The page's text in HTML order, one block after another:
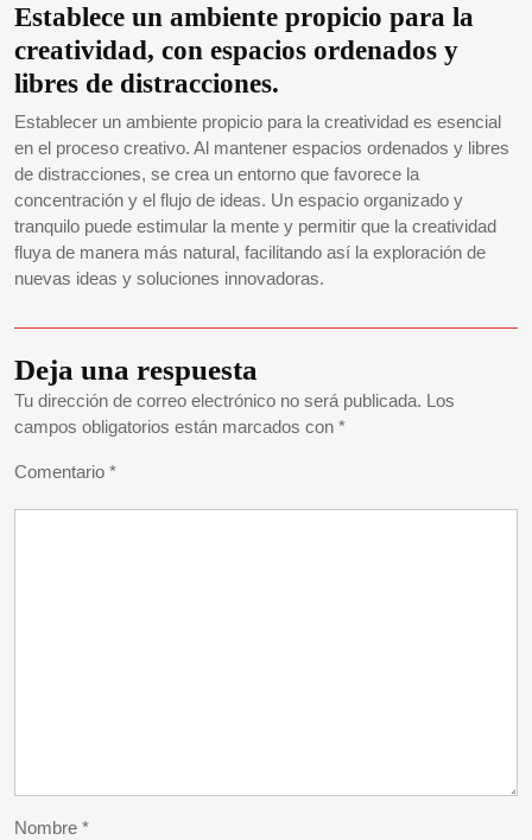
Establece un ambiente propicio para la
creatividad, con espacios ordenados y
libres de distracciones.
Establecer un ambiente propicio para la creatividad es esencial
en el proceso creativo. Al mantener espacios ordenados y libres
de distracciones, se crea un entorno que favorece la
concentración y el flujo de ideas. Un espacio organizado y
tranquilo puede estimular la mente y permitir que la creatividad
fluya de manera más natural, facilitando así la exploración de
nuevas ideas y soluciones innovadoras.
Deja una respuesta
Tu dirección de correo electrónico no será publicada. Los
campos obligatorios están marcados con *
Comentario *
Nombre *